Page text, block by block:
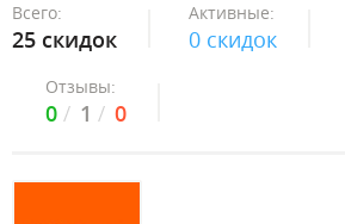
Всего:
25 скидок
Активные:
0 скидок
Отзывы:
0 1 0